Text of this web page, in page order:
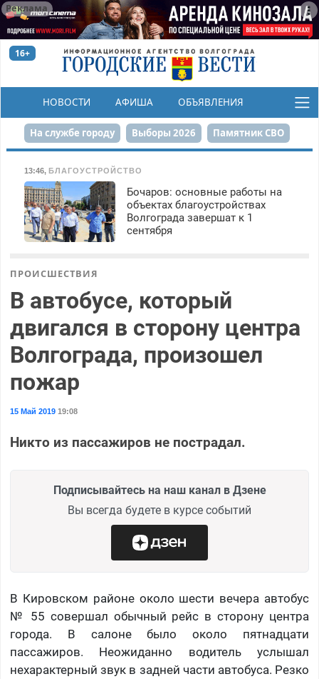
Реклама
16+
НОВОСТИ АФИША ОБЪЯВЛЕНИЯ
КОНКУРСЫ
На службе городу Выборы 2026 Памятник СВО
Сталинград в сердце
Набережная День Победы Реконструкция ЦПКиО
80-летие Победы Парк Героев-летчиков
13:46, БЛАГОУСТРОЙСТВО
Бочаров: основные работы на
объектах благоустройствах
Волгограда завершат к 1
сентября
ПРОИСШЕСТВИЯ
В автобусе, который
двигался в сторону центра
Волгограда, произошел
пожар
15 Май 201919:08
Никто из пассажиров не пострадал.
Подписывайтесь на наш канал в Дзене
Вы всегда будете в курсе событий
В Кировском районе около шести вечера автобус
№ 55 совершал обычный рейс в сторону центра
города. В салоне было около пятнадцати
пассажиров. Неожиданно водитель услышал
нехарактерный звук в задней части автобуса. Резко